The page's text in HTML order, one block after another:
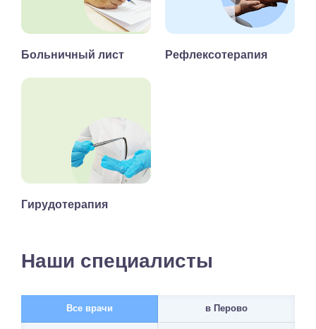
Больничный лист Рефлексотерапия
Гирудотерапия
Наши специалисты
Все врачи в Перово